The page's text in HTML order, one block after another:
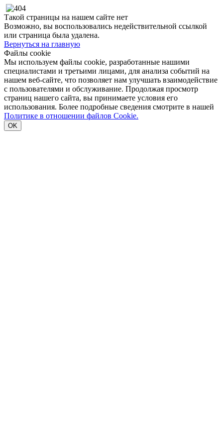
Такой страницы на нашем сайте нет
Возможно, вы воспользовались недействительной ссылкой
или страница была удалена.
Вернуться на главную
Файлы cookie
Мы используем файлы cookie, разработанные нашими
специалистами и третьими лицами, для анализа событий на
нашем веб-сайте, что позволяет нам улучшать взаимодействие
с пользователями и обслуживание. Продолжая просмотр
страниц нашего сайта, вы принимаете условия его
использования. Более подробные сведения смотрите в нашей
Политике в отношении файлов Cookie.
OK